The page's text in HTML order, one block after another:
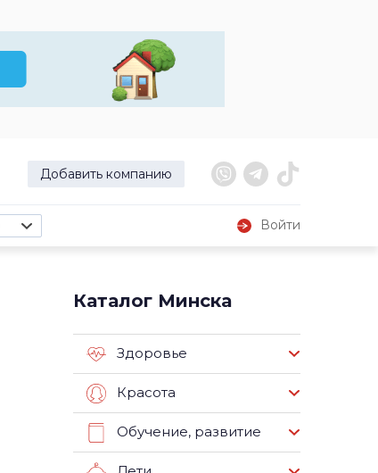
Добавить компанию
Войти
Каталог Минска
Здоровье
Красота
Обучение, развитие